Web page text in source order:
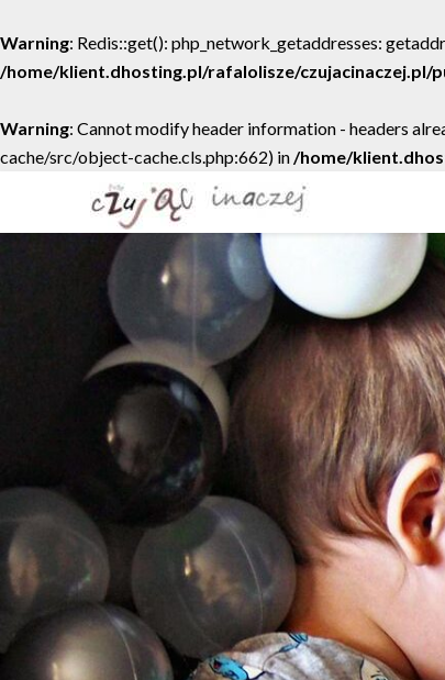
Warning: Redis::get(): php_network_getaddresses:
/home/klient.dhosting.pl/rafalolisze/czujacinaczej.pl/
Warning: Cannot modify header information - headers
cache/src/object-cache.cls.php:662) in/home/